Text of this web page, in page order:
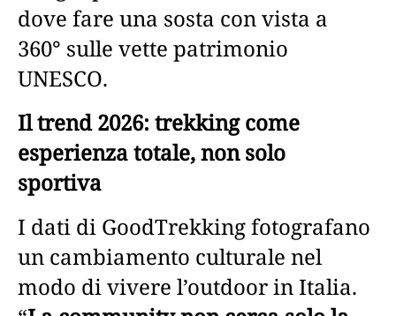
dove fare una sosta con vista a
360° sulle vette patrimonio
UNESCO.
Il trend 2026: trekking come
esperienza totale, non solo
sportiva
I dati di GoodTrekking fotografano
un cambiamento culturale nel
modo di vivere l’outdoor in Italia.